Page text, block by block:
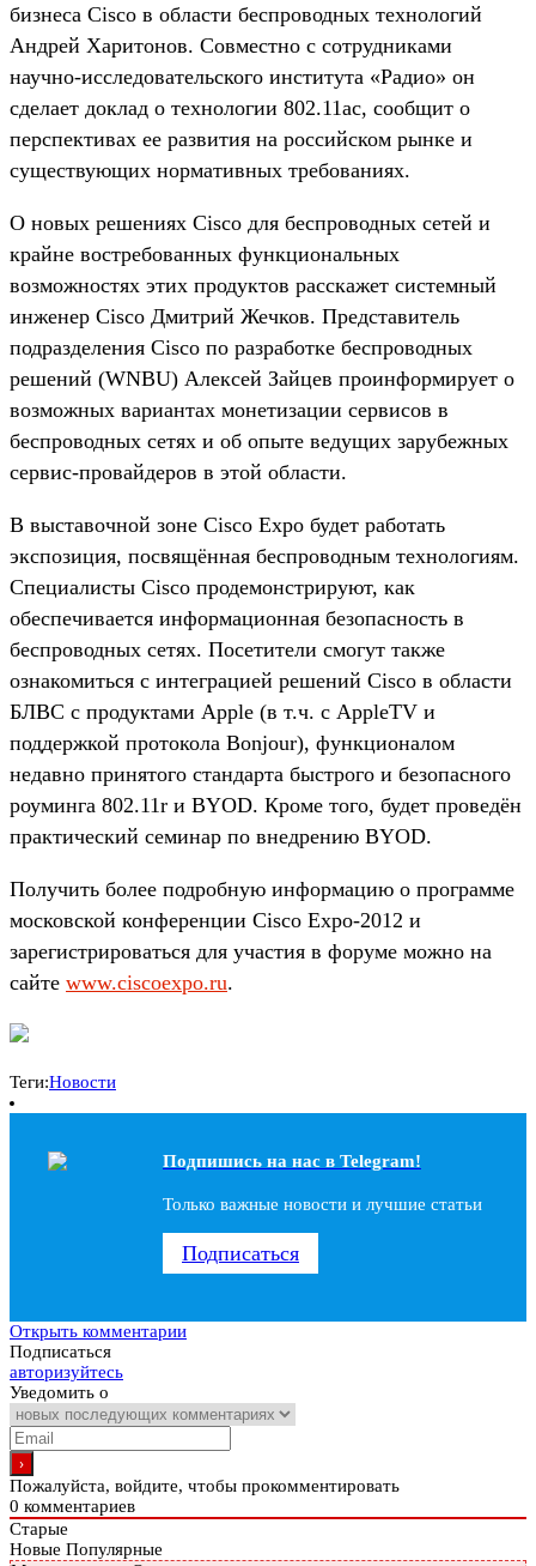
бизнеса Cisco в области беспроводных технологий
Андрей Харитонов. Совместно с сотрудниками
научно-исследовательского института «Радио» он
сделает доклад о технологии 802.11ac, сообщит о
перспективах ее развития на российском рынке и
существующих нормативных требованиях.
О новых решениях Cisco для беспроводных сетей и
крайне востребованных функциональных
возможностях этих продуктов расскажет системный
инженер Cisco Дмитрий Жечков. Представитель
подразделения Cisco по разработке беспроводных
решений (WNBU) Алексей Зайцев проинформирует о
возможных вариантах монетизации сервисов в
беспроводных сетях и об опыте ведущих зарубежных
сервис-провайдеров в этой области.
В выставочной зоне Cisco Expo будет работать
экспозиция, посвящённая беспроводным технологиям.
Специалисты Cisco продемонстрируют, как
обеспечивается информационная безопасность в
беспроводных сетях. Посетители смогут также
ознакомиться с интеграцией решений Cisco в области
БЛВС с продуктами Apple (в т.ч. с AppleTV и
поддержкой протокола Bonjour), функционалом
недавно принятого стандарта быстрого и безопасного
роуминга 802.11r и BYOD. Кроме того, будет проведён
практический семинар по внедрению BYOD.
Получить более подробную информацию о программе
московской конференции Cisco Expo-2012 и
зарегистрироваться для участия в форуме можно на
сайте www.ciscoexpo.ru.
Теги:Новости
Подпишись на наc в Telegram!
Только важные новости и лучшие статьи
Подписаться
Открыть комментарии
Подписаться
авторизуйтесь
Уведомить о
Пожалуйста, войдите, чтобы прокомментировать
0 комментариев
Старые
Новые Популярные